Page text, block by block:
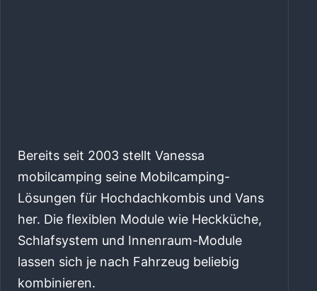
Bereits seit 2003 stellt Vanessa
mobilcamping seine Mobilcamping-
Lösungen für Hochdachkombis und Vans
her. Die flexiblen Module wie Heckküche,
Schlafsystem und Innenraum-Module
lassen sich je nach Fahrzeug beliebig
kombinieren.